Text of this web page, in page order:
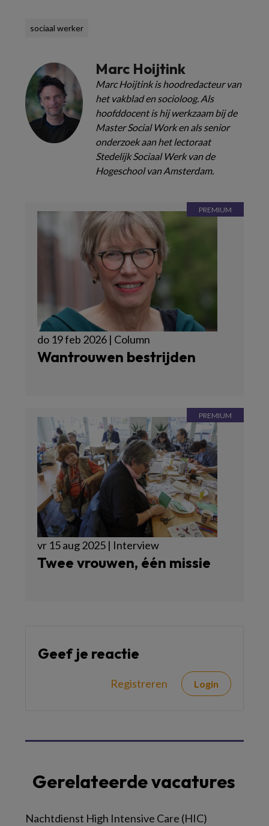
sociaal werker
Marc Hoijtink
Marc Hoijtink is hoodredacteur van
het vakblad en socioloog. Als
hoofddocent is hij werkzaam bij de
Master Social Work en als senior
onderzoek aan het lectoraat
Stedelijk Sociaal Werk van de
Hogeschool van Amsterdam.
do 19 feb 2026 | Column
Wantrouwen bestrijden
vr 15 aug 2025 | Interview
Twee vrouwen, één missie
Geef je reactie
Registreren Login
Gerelateerde vacatures
Nachtdienst High Intensive Care (HIC)